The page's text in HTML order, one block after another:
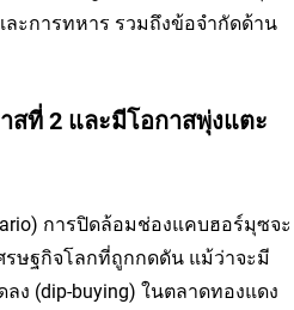
ละการทหาร รวมถึงข้อจำกัดด้าน
สที่ 2 และมีโอกาสพุ่งแตะ
การปิดล้อมช่องแคบฮอร์มุซจะ
รษฐกิจโลกที่ถูกกดดัน แม้ว่าจะมี
ง (dip-buying) ในตลาดทองแดง